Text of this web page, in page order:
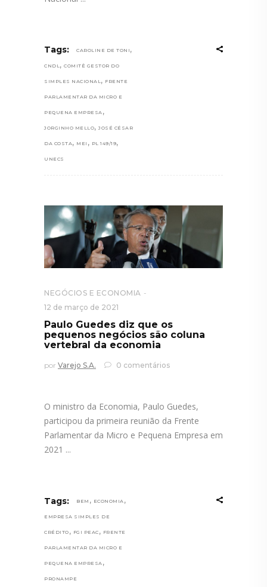
Tags: CAROLINE DE TONI ,
CNDL , COMITÊ GESTOR DO
SIMPLES NACIONAL , FRENTE
PARLAMENTAR DA MICRO E
PEQUENA EMPRESA ,
JORGINHO MELLO, JOSÉ CÉSAR
DA COSTA , MEI , PL 149/19,
UNECS
NEGÓCIOS E ECONOMIA
12 de março de 2021
Paulo Guedes diz que os
pequenos negócios são coluna
vertebral da economia
por Varejo S.A. 0 comentários
O ministro da Economia, Paulo Guedes,
participou da primeira reunião da Frente
Parlamentar da Micro e Pequena Empresa em
2021
Tags: BEM , ECONOMIA ,
EMPRESA SIMPLES DE
CRÉDITO , FGI PEAC , FRENTE
PARLAMENTAR DA MICRO E
PEQUENA EMPRESA ,
PRONAMPE